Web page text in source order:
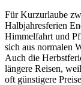
Für Kurzurlaube
Halbjahresferien
Himmelfahrt und
sich aus normalen
Auch die
längere Reisen,
oft günstigere